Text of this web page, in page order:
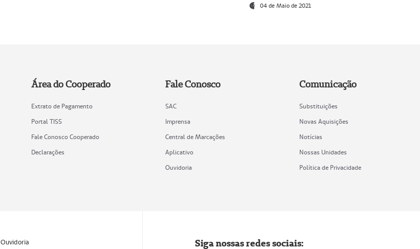
04 de Maio de 2021
Área do Cooperado
Extrato de Pagamento
Portal TISS
Fale Conosco Cooperado
Declarações
Fale Conosco
SAC
Imprensa
Central de Marcações
Aplicativo
Ouvidoria
Comunicação
Substituições
Novas Aquisições
Notícias
Nossas Unidades
Política de Privacidade
Ouvidoria Siga nossas redes sociais: